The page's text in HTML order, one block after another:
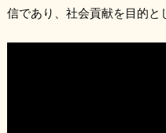
信であり、社会貢献を目的と